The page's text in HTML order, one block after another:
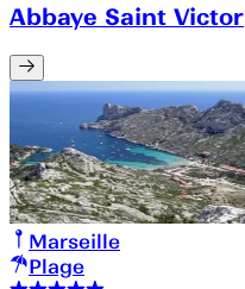
Abbaye Saint Victor
Marseille
Plage